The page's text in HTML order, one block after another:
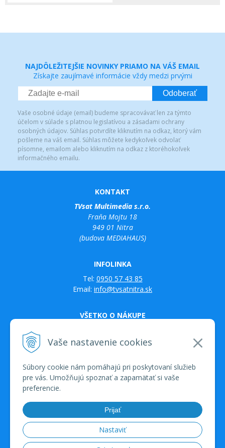
Vaše nastavenie cookies
Súbory cookie nám pomáhajú pri poskytovaní služieb
pre vás. Umožňujú spoznať a zapamätať si vaše
preferencie.
Prijať
Nastaviť
NAJDÔLEŽITEJŠIE NOVINKY PRIAMO NA VÁŠ EMAIL
Získajte zaujímavé informácie vždy medzi prvými
Odoberať
Vaše osobné údaje (email) budeme spracovávať len za týmto
účelom v súlade s platnou legislatívou a zásadami ochrany
osobných údajov. Súhlas potvrdíte kliknutím na odkaz, ktorý vám
pošleme na váš email. Súhlas môžete kedykoľvek odvolať
písomne, emailom alebo kliknutím na odkaz z ktoréhokoľvek
informačného emailu.
KONTAKT
TVsat Multimedia s.r.o.
Fraňa Mojtu 18
949 01 Nitra
(budova MEDIAHAUS)
INFOLINKA
Tel: 0950 57 43 85
Email: info@tvsatnitra.sk
VŠETKO O NÁKUPE
Možnosti platby a doprava
Kontakty